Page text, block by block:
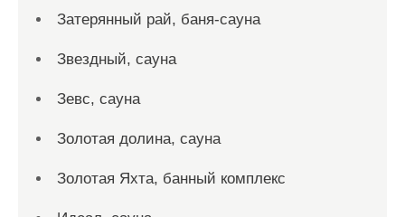
Затерянный рай, баня-сауна
Звездный, сауна
Зевс, сауна
Золотая долина, сауна
Золотая Яхта, банный комплекс